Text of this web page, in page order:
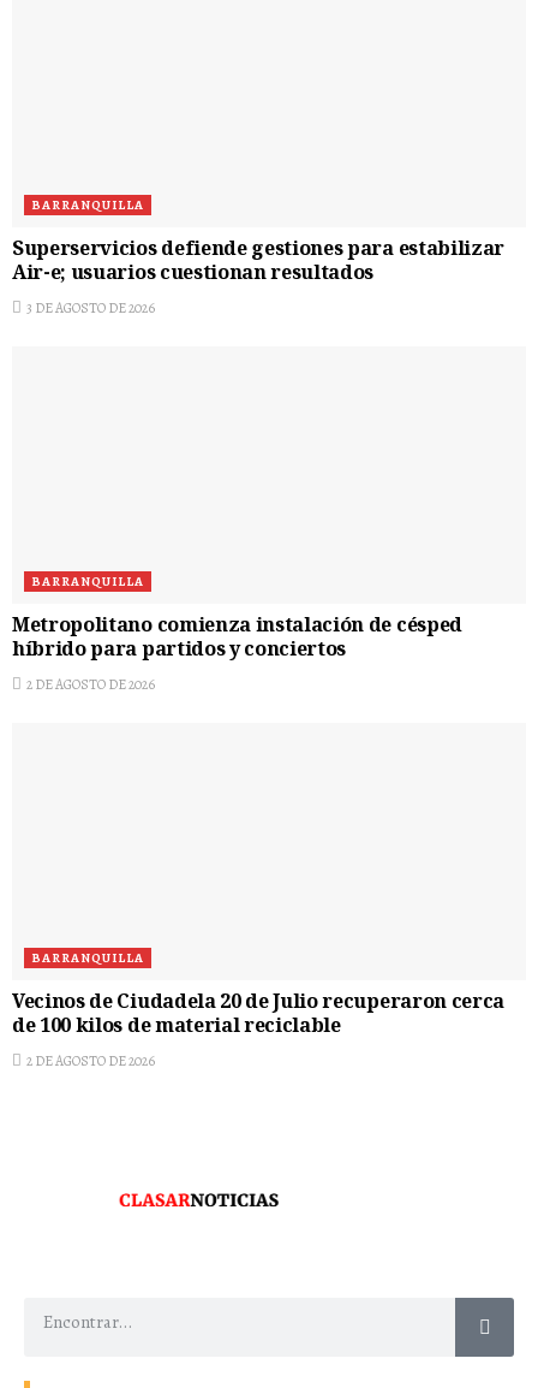
BARRANQUILLA
Superservicios defiende gestiones para estabilizar
Air-e; usuarios cuestionan resultados
3 DE AGOSTO DE 2026
BARRANQUILLA
Metropolitano comienza instalación de césped
híbrido para partidos y conciertos
2 DE AGOSTO DE 2026
BARRANQUILLA
Vecinos de Ciudadela 20 de Julio recuperaron cerca
de 100 kilos de material reciclable
2 DE AGOSTO DE 2026